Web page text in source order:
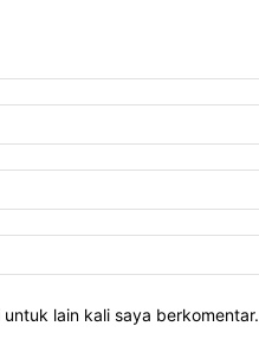
lain kali saya berkomentar.